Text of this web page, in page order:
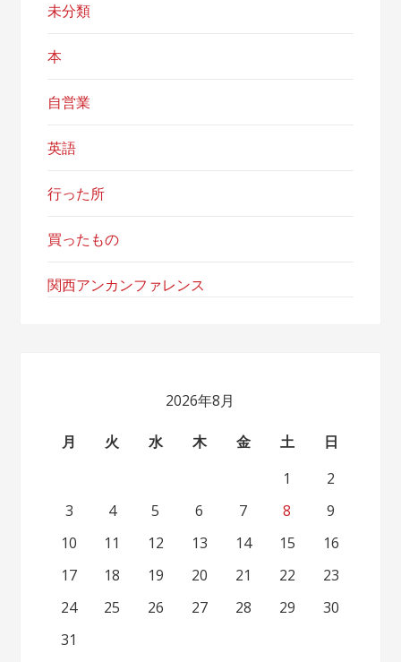
未分類
本
自営業
英語
行った所
買ったもの
関西アンカンファレンス
2026年8月
月 火 水 木 金 土
日
1
2
3
4 5 6 7 8
9
10
11 12 13 14 15
16
17
18 19 20 21 22
23
24
25 26 27 28 29
30
31